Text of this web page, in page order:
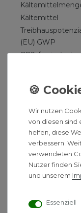
Kältemittel
(EU) GWP
CO2-Äquivalent
Vaillant
Die Vaillant
zentrales
und langlebig,
haben eine
Dadurch wird
Durch die
Wir nutzen
von diesen sind
helfen, diese
verbessern.
verwendeten
Nutzer finden
und unserem
Essenziell